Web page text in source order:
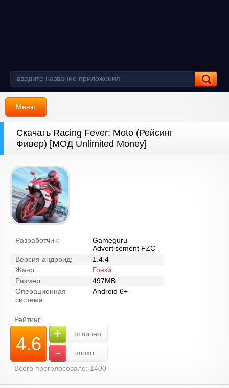
Меню
Скачать Racing Fever: Moto (Рейсинг
Фивер) [МОД Unlimited Money]
Разработчик:
Gameguru
Advertisement FZC
Версия андроид:
1.4.4
Жанр:
Гонки
Размер:
497MB
Операционная
система:
Android 6+
Рейтинг:
4.6 + отлично
-
плохо
Всего проголосовало: 1400